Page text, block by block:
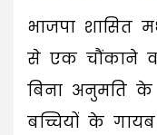
भाजपा शासित
से एक चौंकाने
बिना अनुमति
बच्चियों के